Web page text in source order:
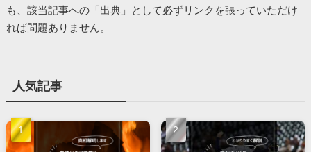
も、該当記事への「出典」として必ずリンクを張っていただけ
れば問題ありません。
人気記事